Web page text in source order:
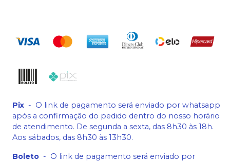
Pix - O link de pagamento será enviado por whatsapp
após a confirmação do pedido dentro do nosso horário
de atendimento. De segunda a sexta, das 8h30 às 18h.
Aos sábados, das 8h30 às 13h30.
Boleto - O link de pagamento será enviado por